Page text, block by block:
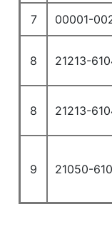
7 00001-
8 21213-
8 21213-
9 21050-